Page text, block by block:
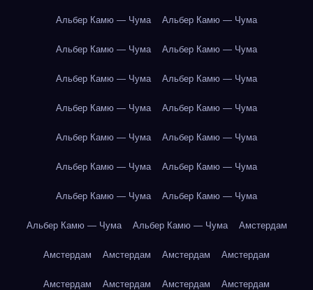
Альбер Камю — Чума Альбер Камю — Чума
Альбер Камю — Чума Альбер Камю — Чума
Альбер Камю — Чума Альбер Камю — Чума
Альбер Камю — Чума Альбер Камю — Чума
Альбер Камю — Чума Альбер Камю — Чума
Альбер Камю — Чума Альбер Камю — Чума
Альбер Камю — Чума Альбер Камю — Чума
Альбер Камю — Чума Альбер Камю — Чума Амстердам
Амстердам Амстердам Амстердам Амстердам
Амстердам Амстердам Амстердам Амстердам